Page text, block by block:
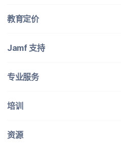
教育定​价
Jamf 支持
专业​服务
培训
资源